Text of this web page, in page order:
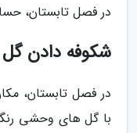
در فصل تابستان،
شکوفه دادن
در فصل تابستان،
با گل های وحشی